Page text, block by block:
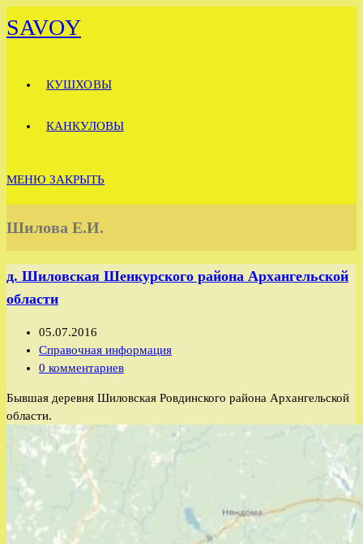
к
SAVOY
КУШХОВЫ
КАНКУЛОВЫ
МЕНЮ ЗАКРЫТЬ
Шилова Е.И.
д. Шиловская Шенкурского района Архангельской
области
Запись
опубликована:
05.07.2016
Рубрика
записи:
Справочная информация
Комментарии
записи:
0 комментариев
Бывшая деревня Шиловская Ровдинского района Архангельской
области.